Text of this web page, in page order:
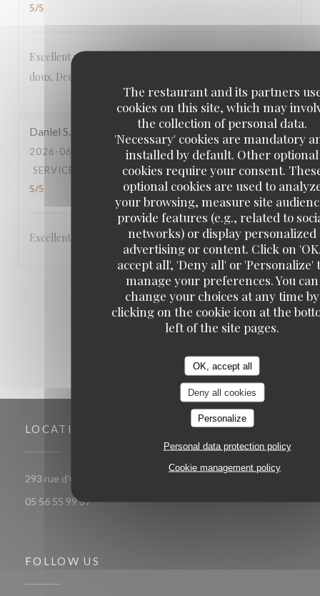
The restaurant and its partners
cookies on this site, which may
the collection of personal data.
'Necessary' cookies are mandatory
installed by default. Other optional
cookies require your consent.
optional cookies are used to
your browsing, measure site
provide features (e.g., related to
networks) or display personalized
advertising or content. Click on
accept all', 'Deny all' or 'Personalize'
manage your preferences. You can
change your choices at any time by
clicking on the cookie icon at the
left of the site pages.
OK, accept all
Deny all cookies
Personalize
Personal data protection policy
Cookie management policy
5/5
Excellent menu original aux produits frais, le tout à prix
doux. Deuxième fois dans ce restaurant et toujours au top.
Daniel S
2026-06-22
- 19:45 - GUESTS 5
SERVICE
AMBIANCE: 5/5 FOOD: 5/5 VALUE:
5/5
Excellent,
2
LOCATION
293 rue d'Ornano 33000 bordeaux
05 56 55 99 37
FOLLOW US